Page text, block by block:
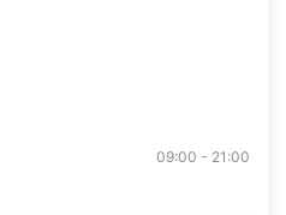
09:00 - 21:00